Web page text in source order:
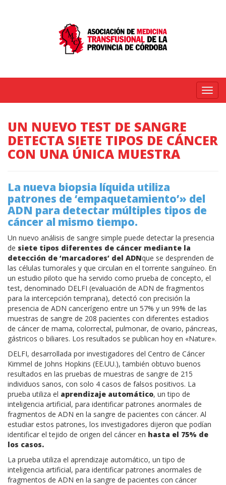
Menú
UN NUEVO TEST DE SANGRE
DETECTA SIETE TIPOS DE CÁNCER
CON UNA ÚNICA MUESTRA
La nueva biopsia líquida utiliza
patrones de ‘empaquetamiento’» del
ADN para detectar múltiples tipos de
cáncer al mismo tiempo.
Un nuevo análisis de sangre simple puede detectar la presencia
de siete tipos diferentes de cáncer mediante la
detección de ‘marcadores’ del ADNque se desprenden de
las células tumorales y que circulan en el torrente sanguíneo. En
un estudio piloto que ha servido como prueba de concepto, el
test, denominado DELFI (evaluación de ADN de fragmentos
para la intercepción temprana), detectó con precisión la
presencia de ADN cancerígeno entre un 57% y un 99% de las
muestras de sangre de 208 pacientes con diferentes estadios
de cáncer de mama, colorrectal, pulmonar, de ovario, páncreas,
gástricos o biliares. Los resultados se publican hoy en «Nature».
DELFI, desarrollada por investigadores del Centro de Cáncer
Kimmel de Johns Hopkins (EE.UU.), también obtuvo buenos
resultados en las pruebas de muestras de sangre de 215
individuos sanos, con solo 4 casos de falsos positivos. La
prueba utiliza el aprendizaje automático, un tipo de
inteligencia artificial, para identificar patrones anormales de
fragmentos de ADN en la sangre de pacientes con cáncer. Al
estudiar estos patrones, los investigadores dijeron que podían
identificar el tejido de origen del cáncer en hasta el 75% de
los casos.
La prueba utiliza el aprendizaje automático, un tipo de
inteligencia artificial, para identificar patrones anormales de
fragmentos de ADN en la sangre de pacientes con cáncer